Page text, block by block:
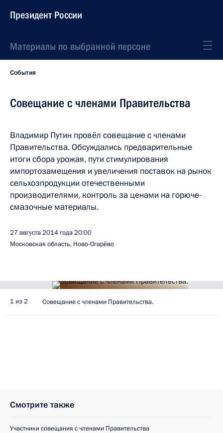
Президент России
Материалы по выбранной персоне
События
Совещание с членами Правительства
Владимир Путин провёл совещание с членами
Правительства. Обсуждались предварительные
итоги сбора урожая, пути стимулирования
импортозамещения и увеличения поставок на рынок
сельхозпродукции отечественными
производителями, контроль за ценами на горюче-
смазочные материалы.
27 августа 2014 года20:00
Московская область, Ново-Огарёво
1 из 2 Совещание с членами Правительства.
Смотрите также
Участники совещания с членами Правительства